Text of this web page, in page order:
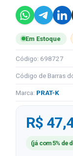
Em Estoque
Código: 698727
Código de Barras
Marca: PRAT-K
R$
(já com 5% de